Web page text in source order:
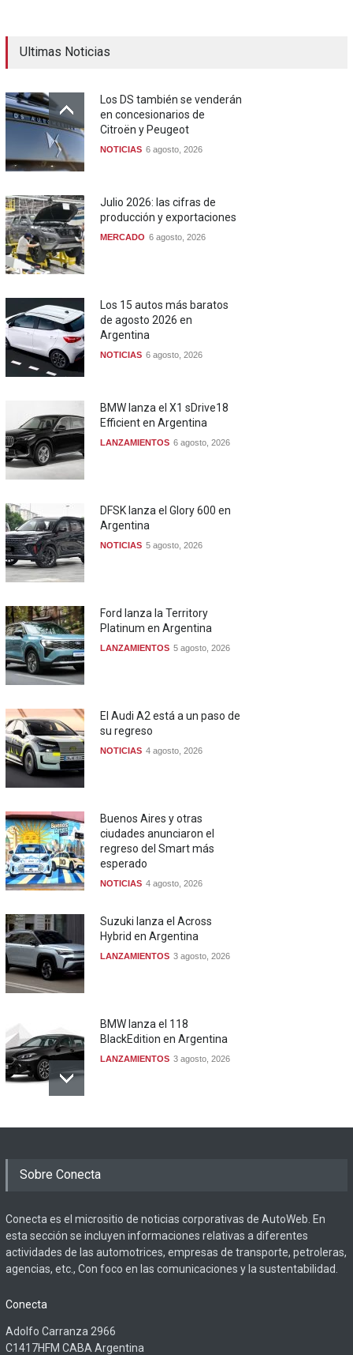
Ultimas Noticias
Los DS también se venderán
en concesionarios de
Citroën y Peugeot
NOTICIAS 6 agosto, 2026
Julio 2026: las cifras de
producción y exportaciones
MERCADO 6 agosto, 2026
Los 15 autos más baratos
de agosto 2026 en
Argentina
NOTICIAS 6 agosto, 2026
BMW lanza el X1 sDrive18
Efficient en Argentina
LANZAMIENTOS 6 agosto, 2026
DFSK lanza el Glory 600 en
Argentina
NOTICIAS 5 agosto, 2026
Ford lanza la Territory
Platinum en Argentina
LANZAMIENTOS 5 agosto, 2026
El Audi A2 está a un paso de
su regreso
NOTICIAS 4 agosto, 2026
Buenos Aires y otras
ciudades anunciaron el
regreso del Smart más
esperado
NOTICIAS 4 agosto, 2026
Suzuki lanza el Across
Hybrid en Argentina
LANZAMIENTOS 3 agosto, 2026
BMW lanza el 118
BlackEdition en Argentina
LANZAMIENTOS 3 agosto, 2026
Sobre Conecta
Conecta es el micrositio de noticias corporativas de AutoWeb. En
esta sección se incluyen informaciones relativas a diferentes
actividades de las automotrices, empresas de transporte, petroleras,
agencias, etc., Con foco en las comunicaciones y la sustentabilidad.
Conecta
Adolfo Carranza 2966
C1417HFM CABA Argentina